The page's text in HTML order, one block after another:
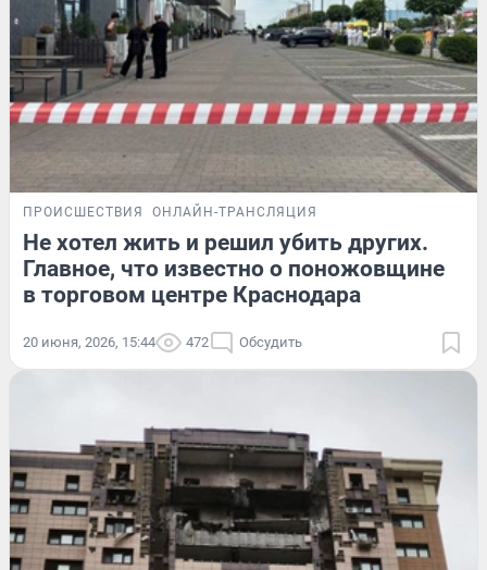
ПРОИСШЕСТВИЯ ОНЛАЙН-ТРАНСЛЯЦИЯ
Не хотел жить и решил убить других.
Главное, что известно о поножовщине
в торговом центре Краснодара
20 июня, 2026, 15:44 472 Обсудить